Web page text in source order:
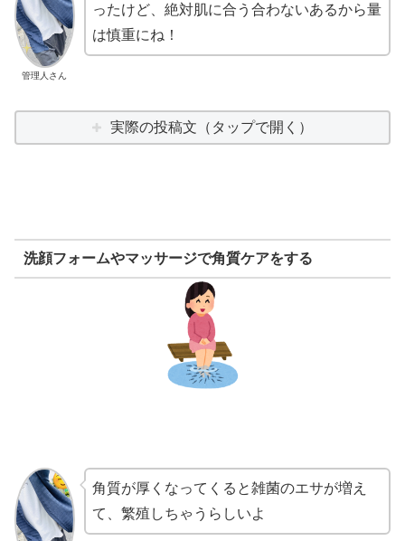
管理人さん
ったけど、絶対肌に合う合わないあるから量
は慎重にね！
実際の投稿文（タップで開く）
洗顔フォームやマッサージで角質ケアをする
角質が厚くなってくると雑菌のエサが増え
て、繁殖しちゃうらしいよ